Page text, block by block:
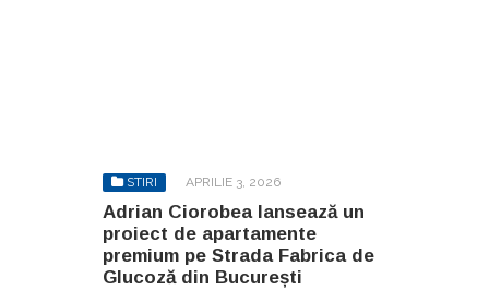
STIRI APRILIE 3, 2026
Adrian Ciorobea lansează un
proiect de apartamente
premium pe Strada Fabrica de
Glucoză din București